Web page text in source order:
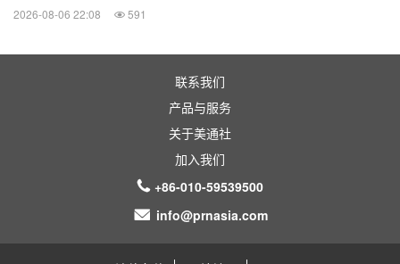
2026-08-06 22:08 591
联系我们
产品与服务
关于美通社
加入我们
+86-010-59539500
info@prnasia.com